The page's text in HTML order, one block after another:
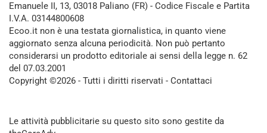
Emanuele II, 13, 03018 Paliano (FR) - Codice Fiscale e Partita
I.V.A. 03144800608
Ecoo.it non è una testata giornalistica, in quanto viene
aggiornato senza alcuna periodicità. Non può pertanto
considerarsi un prodotto editoriale ai sensi della legge n. 62
del 07.03.2001
Copyright ©2026 - Tutti i diritti riservati - Contattaci
Le attività pubblicitarie su questo sito sono gestite da